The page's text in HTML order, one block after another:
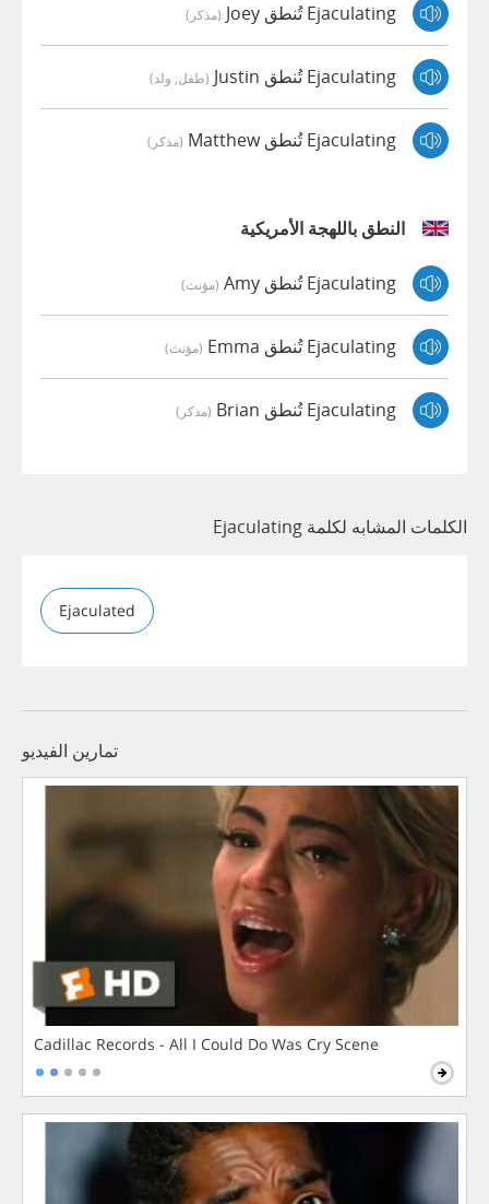
Ejaculating تُنطق Joey (مذكر)
Ejaculating تُنطق Justin (طفل, ولد)
Ejaculating تُنطق Matthew (مذكر)
النطق باللهجة الأمريكية
Ejaculating تُنطق Amy (مؤنث)
Ejaculating تُنطق Emma (مؤنث)
Ejaculating تُنطق Brian (مذكر)
الكلمات المشابه لكلمة Ejaculating
Ejaculated
تمارين الفيديو
Cadillac Records - All I Could Do Was Cry Scene